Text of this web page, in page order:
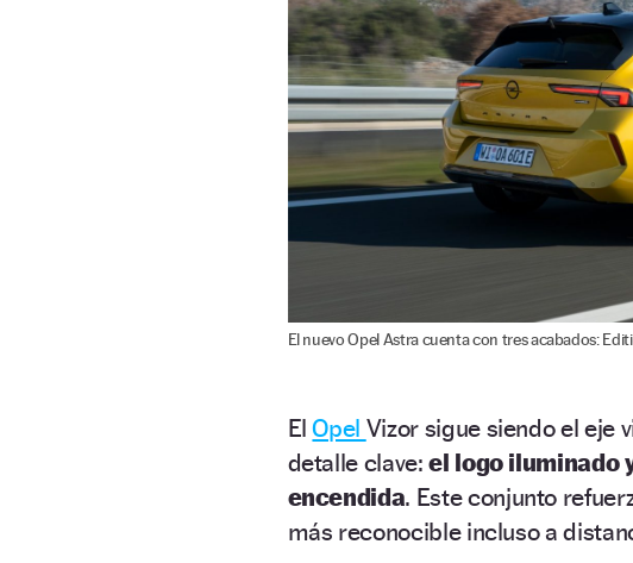
El nuevo Opel Astra cuenta con tres acabados:
ElOpel Vizor sigue siendo el eje
detalle clave:el logo iluminado
encendida. Este conjunto
más reconocible incluso a